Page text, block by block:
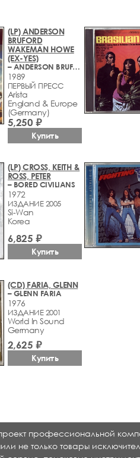
(LP) ANDERSON
BRUFORD
WAKEMAN HOWE
(EX-YES)
– ANDERSON BRUFORD WAKEMAN HOWE
1989
ПЕРВЫЙ ПРЕСС
Arista
England & Europe
(Germany)
5,250 ₽
Купить
(LP) CROSS, KEITH &
ROSS, PETER
– BORED CIVILIANS
1972
ИЗДАНИЕ 2005
Si-Wan
Korea
6,825 ₽
Купить
(CD) FARIA, GLENN
– GLENN FARIA
1976
ИЗДАНИЕ 2001
World In Sound
Germany
2,625 ₽
Купить
профессиональной
не только товары